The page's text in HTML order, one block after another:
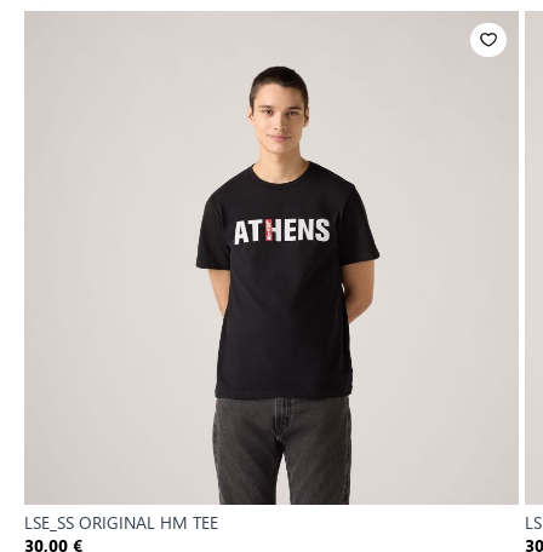
LSE_SS ORIGINAL HM TEE
30,00 €